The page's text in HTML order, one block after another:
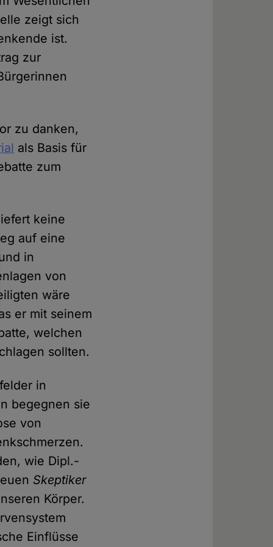
zeigt sich
ist.
zur
zu danken,
als Basis für
zum
keine
auf eine
in
von
wäre
er mit seinem
welchen
sollten.
in
begegnen sie
von
wie Dipl.-
Skeptiker
Körper.
Einflüsse